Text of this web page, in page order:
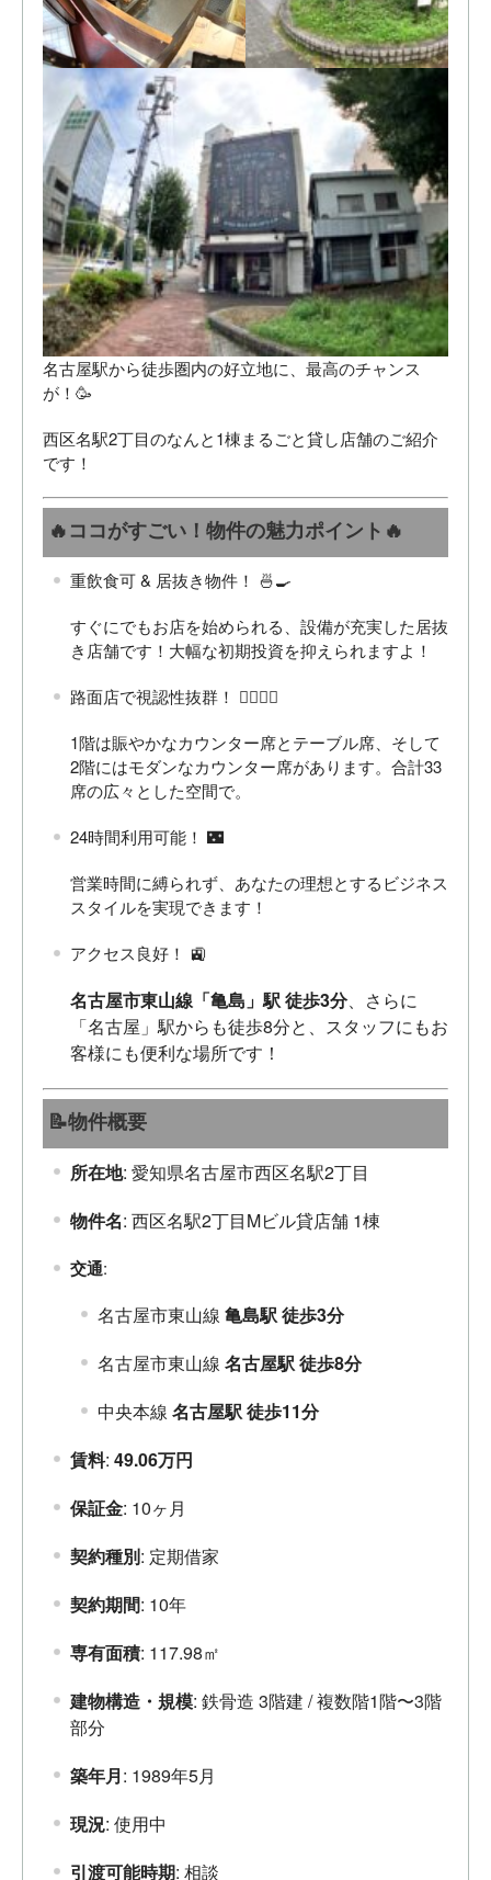
名古屋駅から徒歩圏内の好立地に、最高のチャンス
が！🥳
西区名駅2丁目のなんと1棟まるごと貸し店舗のご紹介
です！
🔥ココがすごい！物件の魅力ポイント🔥
重飲食可 & 居抜き物件！ 🍜🍳
すぐにでもお店を始められる、設備が充実した居抜
き店舗です！大幅な初期投資を抑えられますよ！
路面店で視認性抜群！ 🚶‍♀️🚶‍♂️
1階は賑やかなカウンター席とテーブル席、そして
2階にはモダンなカウンター席があります。合計33
席の広々とした空間で。
24時間利用可能！ 🌃
営業時間に縛られず、あなたの理想とするビジネス
スタイルを実現できます！
アクセス良好！ 🚉
名古屋市東山線「亀島」駅 徒歩3分、さらに
「名古屋」駅からも徒歩8分と、スタッフにもお
客様にも便利な場所です！
📝物件概要
所在地: 愛知県名古屋市西区名駅2丁目
物件名: 西区名駅2丁目Mビル貸店舗 1棟
交通:
名古屋市東山線 亀島駅 徒歩3分
名古屋市東山線 名古屋駅 徒歩8分
中央本線 名古屋駅 徒歩11分
賃料: 49.06万円
保証金: 10ヶ月
契約種別: 定期借家
契約期間: 10年
専有面積: 117.98㎡
建物構造・規模: 鉄骨造 3階建 / 複数階1階〜3階
部分
築年月: 1989年5月
現況: 使用中
引渡可能時期: 相談